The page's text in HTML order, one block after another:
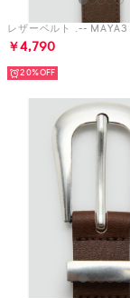
レザーベルト .-- MAYA3
￥4,790
20%